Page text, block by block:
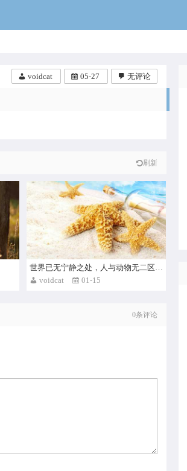
voidcat 05-27 无评论
刷新
世界已无宁静之处，人与动物无二区别，贪婪自私存在每个人的身上。摧毁所有是最好的选择。
voidcat
01-15
0条评论